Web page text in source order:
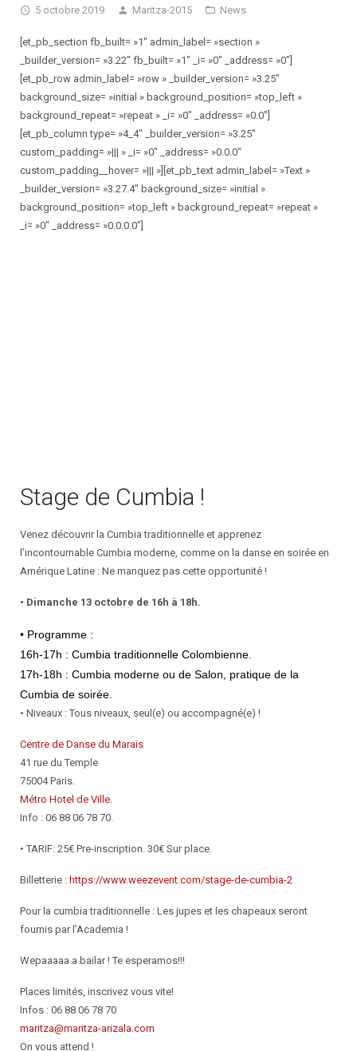
Devenir professeur
5 octobre 2019 Maritza-2015 News
[et_pb_section fb_built= »1″ admin_label= »section »
_builder_version= »3.22″ fb_built= »1″ _i= »0″ _address= »0″]
[et_pb_row admin_label= »row » _builder_version= »3.25″
background_size= »initial » background_position= »top_left »
background_repeat= »repeat » _i= »0″ _address= »0.0″]
[et_pb_column type= »4_4″ _builder_version= »3.25″
custom_padding= »||| » _i= »0″ _address= »0.0.0″
custom_padding__hover= »||| »][et_pb_text admin_label= »Text »
_builder_version= »3.27.4″ background_size= »initial »
background_position= »top_left » background_repeat= »repeat »
_i= »0″ _address= »0.0.0.0″]
Stage de Cumbia !
Venez découvrir la Cumbia traditionnelle et apprenez
l’incontournable Cumbia moderne, comme on la danse en soirée en
Amérique Latine : Ne manquez pas cette opportunité !
• Dimanche 13 octobre de 16h à 18h.
• Programme :
16h-17h : Cumbia traditionnelle Colombienne.
17h-18h : Cumbia moderne ou de Salon, pratique de la
Cumbia de soirée.
• Niveaux : Tous niveaux, seul(e) ou accompagné(e) !
Centre de Danse du Marais
41 rue du Temple
75004 Paris.
Métro Hotel de Ville.
Info : 06 88 06 78 70.
• TARIF: 25€ Pre-inscription. 30€ Sur place.
Billetterie : https://www.weezevent.com/stage-de-cumbia-2
Pour la cumbia traditionnelle : Les jupes et les chapeaux seront
fournis par l’Academia !
Wepaaaaa a bailar ! Te esperamos!!!
Places limités, inscrivez vous vite!
Infos : 06 88 06 78 70
maritza@maritza-arizala.com
On vous attend !